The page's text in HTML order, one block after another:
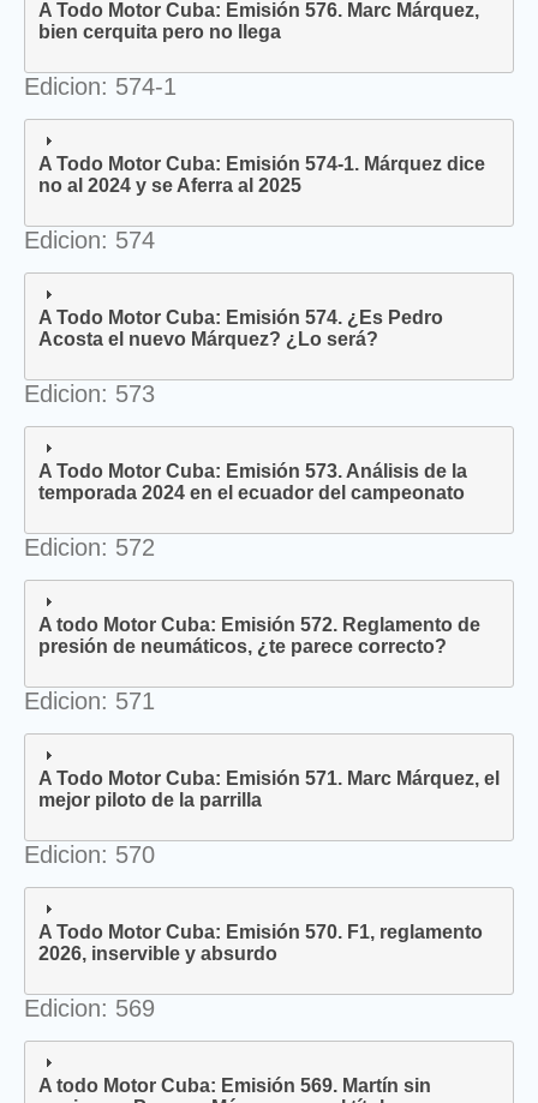
A Todo Motor Cuba: Emisión 576. Marc Márquez,
bien cerquita pero no llega
Edicion: 574-1
A Todo Motor Cuba: Emisión 574-1. Márquez dice
no al 2024 y se Aferra al 2025
Edicion: 574
A Todo Motor Cuba: Emisión 574. ¿Es Pedro
Acosta el nuevo Márquez? ¿Lo será?
Edicion: 573
A Todo Motor Cuba: Emisión 573. Análisis de la
temporada 2024 en el ecuador del campeonato
Edicion: 572
A todo Motor Cuba: Emisión 572. Reglamento de
presión de neumáticos, ¿te parece correcto?
Edicion: 571
A Todo Motor Cuba: Emisión 571. Marc Márquez, el
mejor piloto de la parrilla
Edicion: 570
A Todo Motor Cuba: Emisión 570. F1, reglamento
2026, inservible y absurdo
Edicion: 569
A todo Motor Cuba: Emisión 569. Martín sin